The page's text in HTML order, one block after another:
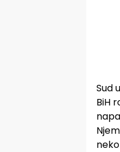
Sud
BiH